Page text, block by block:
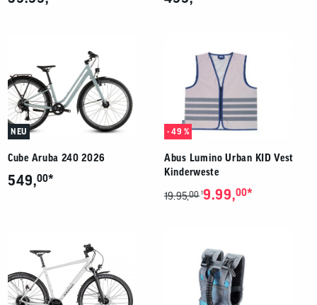
NEU
Cube Aruba 240 2026
549,00*
- 49 %
Abus Lumino Urban KID Vest
Kinderweste
19.95,00 19.99,00*